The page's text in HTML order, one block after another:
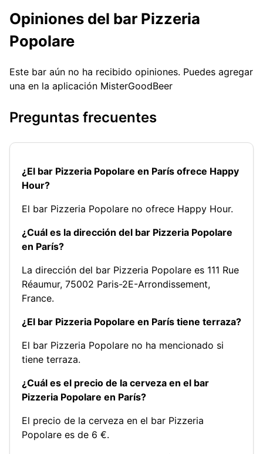
Opiniones del bar Pizzeria
Popolare
Este bar aún no ha recibido opiniones. Puedes agregar
una en la aplicación MisterGoodBeer
Preguntas frecuentes
¿El bar Pizzeria Popolare en París ofrece Happy
Hour?
El bar Pizzeria Popolare no ofrece Happy Hour.
¿Cuál es la dirección del bar Pizzeria Popolare
en París?
La dirección del bar Pizzeria Popolare es 111 Rue
Réaumur, 75002 Paris-2E-Arrondissement,
France.
¿El bar Pizzeria Popolare en París tiene terraza?
El bar Pizzeria Popolare no ha mencionado si
tiene terraza.
¿Cuál es el precio de la cerveza en el bar
Pizzeria Popolare en París?
El precio de la cerveza en el bar Pizzeria
Popolare es de 6 €.